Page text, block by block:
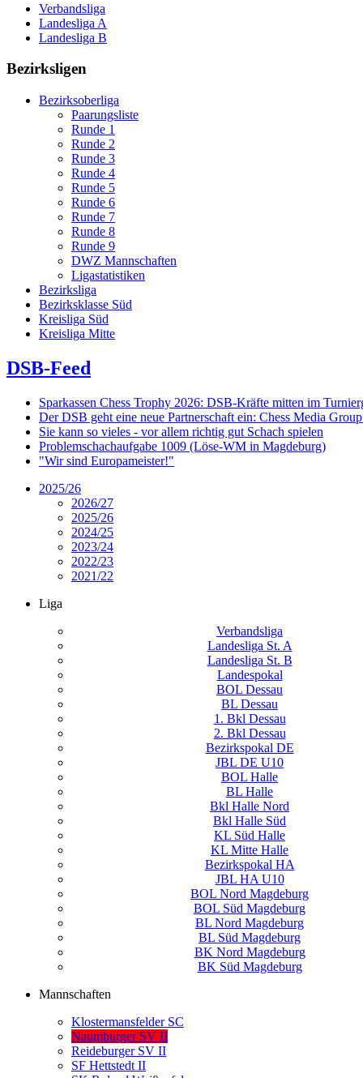
Verbandsliga
Landesliga A
Landesliga B
Bezirksligen
Bezirksoberliga
Paarungsliste
Runde 1
Runde 2
Runde 3
Runde 4
Runde 5
Runde 6
Runde 7
Runde 8
Runde 9
DWZ Mannschaften
Ligastatistiken
Bezirksliga
Bezirksklasse Süd
Kreisliga Süd
Kreisliga Mitte
DSB-Feed
Sparkassen Chess Trophy 2026: DSB-Kräfte mitten im
Der DSB geht eine neue Partnerschaft ein: Chess Media
Sie kann so vieles - vor allem richtig gut Schach spielen
Problemschachaufgabe 1009 (Löse-WM in Magdeburg)
"Wir sind Europameister!"
2025/26
2026/27
2025/26
2024/25
2023/24
2022/23
2021/22
Liga
Verbandsliga
Landesliga St. A
Landesliga St. B
Landespokal
BOL Dessau
BL Dessau
1. Bkl Dessau
2. Bkl Dessau
Bezirkspokal DE
JBL DE U10
BOL Halle
BL Halle
Bkl Halle Nord
Bkl Halle Süd
KL Süd Halle
KL Mitte Halle
Bezirkspokal HA
JBL HA U10
BOL Nord Magdeburg
BOL Süd Magdeburg
BL Nord Magdeburg
BL Süd Magdeburg
BK Nord Magdeburg
BK Süd Magdeburg
Mannschaften
Klostermansfelder SC
Naumburger SV II
Reideburger SV II
SF Hettstedt II